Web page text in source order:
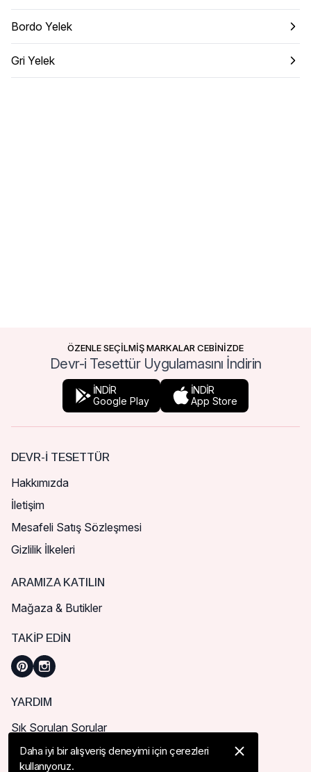
Bordo Yelek
Gri Yelek
ÖZENLE SEÇİLMİŞ MARKALAR CEBİNİZDE
Devr-i Tesettür Uygulamasını İndirin
İNDİR
Google Play
İNDİR
App Store
DEVR-I TESETTÜR
Hakkımızda
İletişim
Mesafeli Satış Sözleşmesi
Gizlilik İlkeleri
ARAMIZA KATILIN
Mağaza & Butikler
TAKIP EDIN
YARDIM
Sık Sorulan Sorular
Nasıl Sipariş Verebilirim?
Daha iyi bir alışveriş deneyimi için çerezleri
kullanıyoruz.